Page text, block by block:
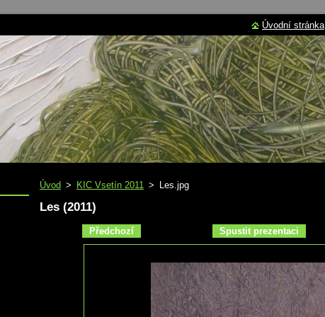
Úvod > KIC Vsetín 2011 > Les.jpg
Les (2011)
Předchozí Spustit prezentaci
Úvodní stránka